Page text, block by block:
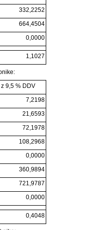
332,2252
664,4504
0,0000
1,1027
9,5 % DDV
7,2198
21,6593
72,1978
108,2968
0,0000
360,9894
721,9787
0,0000
0,4048